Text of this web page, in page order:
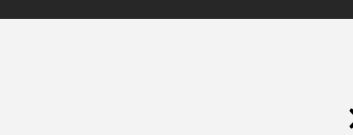
Musica cinema e spettacolo